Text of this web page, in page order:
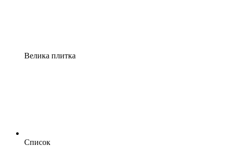
Велика плитка
Список